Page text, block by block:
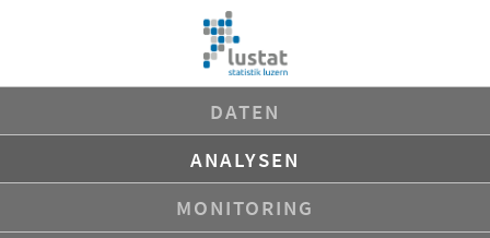
DATEN
ANALYSEN
MONITORING